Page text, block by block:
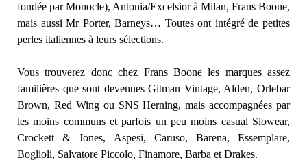
fondée par Monocle), Antonia/Excelsior à Milan, Frans Boone,
mais aussi Mr Porter, Barneys… Toutes ont intégré de petites
perles italiennes à leurs sélections.
Vous trouverez donc chez Frans Boone les marques assez
familières que sont devenues Gitman Vintage, Alden, Orlebar
Brown, Red Wing ou SNS Herning, mais accompagnées par
les moins communs et parfois un peu moins casual Slowear,
Crockett & Jones, Aspesi, Caruso, Barena, Essemplare,
Boglioli, Salvatore Piccolo, Finamore, Barba et Drakes.